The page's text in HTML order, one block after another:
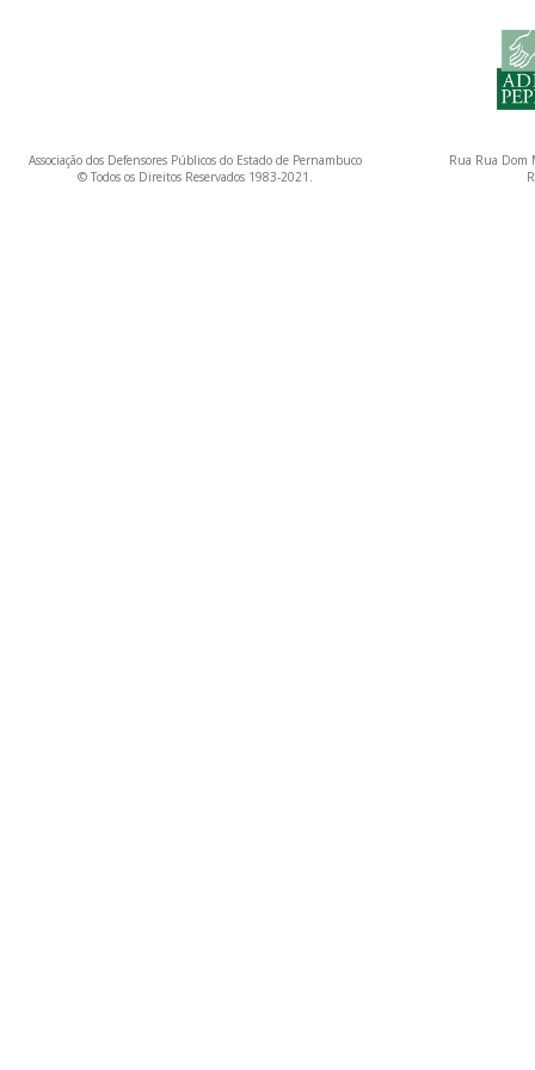
Associação dos Defensores Públicos do Estado de Pernambuco
© Todos os Direitos Reservados 1983-2021.
Rua Rua Dom